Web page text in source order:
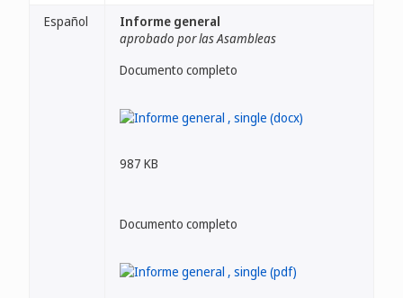
Español
Informe general
aprobado por las Asambleas
Documento completo
987 KB
Documento completo